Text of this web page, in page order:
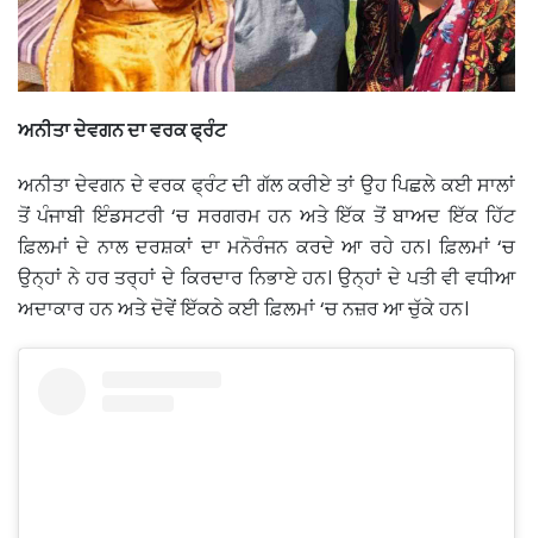
ਅਨੀਤਾ ਦੇਵਗਨ ਦਾ ਵਰਕ ਫ੍ਰੰਟ
ਅਨੀਤਾ ਦੇਵਗਨ ਦੇ ਵਰਕ ਫ੍ਰੰਟ ਦੀ ਗੱਲ ਕਰੀਏ ਤਾਂ ਉਹ ਪਿਛਲੇ ਕਈ ਸਾਲਾਂ
ਤੋਂ ਪੰਜਾਬੀ ਇੰਡਸਟਰੀ ‘ਚ ਸਰਗਰਮ ਹਨ ਅਤੇ ਇੱਕ ਤੋਂ ਬਾਅਦ ਇੱਕ ਹਿੱਟ
ਫ਼ਿਲਮਾਂ ਦੇ ਨਾਲ ਦਰਸ਼ਕਾਂ ਦਾ ਮਨੋਰੰਜਨ ਕਰਦੇ ਆ ਰਹੇ ਹਨ। ਫ਼ਿਲਮਾਂ ‘ਚ
ਉਨ੍ਹਾਂ ਨੇ ਹਰ ਤਰ੍ਹਾਂ ਦੇ ਕਿਰਦਾਰ ਨਿਭਾਏ ਹਨ। ਉਨ੍ਹਾਂ ਦੇ ਪਤੀ ਵੀ ਵਧੀਆ
ਅਦਾਕਾਰ ਹਨ ਅਤੇ ਦੋਵੇਂ ਇੱਕਠੇ ਕਈ ਫ਼ਿਲਮਾਂ ‘ਚ ਨਜ਼ਰ ਆ ਚੁੱਕੇ ਹਨ।